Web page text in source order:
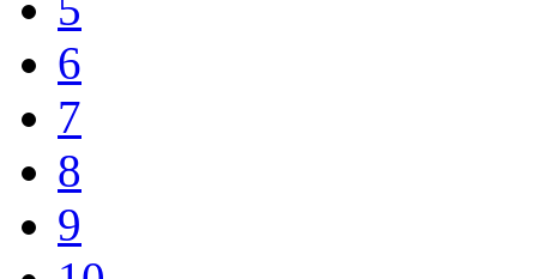
6
7
8
9